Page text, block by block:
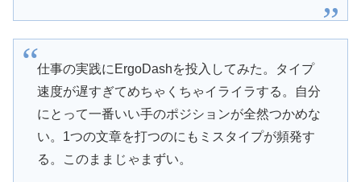
仕事の実践にErgoDashを投入してみた。タイプ
速度が遅すぎてめちゃくちゃイライラする。自分
にとって一番いい手のポジションが全然つかめな
い。1つの文章を打つのにもミスタイプが頻発す
る。このままじゃまずい。